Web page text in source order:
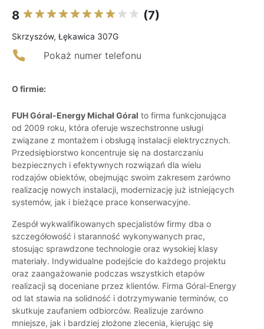
8 (7)
Skrzyszów, Łękawica 307G
Pokaż numer telefonu
O firmie:
FUH Góral-Energy Michał Góral to firma funkcjonująca
od 2009 roku, która oferuje wszechstronne usługi
związane z montażem i obsługą instalacji elektrycznych.
Przedsiębiorstwo koncentruje się na dostarczaniu
bezpiecznych i efektywnych rozwiązań dla wielu
rodzajów obiektów, obejmując swoim zakresem zarówno
realizację nowych instalacji, modernizację już istniejących
systemów, jak i bieżące prace konserwacyjne.
Zespół wykwalifikowanych specjalistów firmy dba o
szczegółowość i staranność wykonywanych prac,
stosując sprawdzone technologie oraz wysokiej klasy
materiały. Indywidualne podejście do każdego projektu
oraz zaangażowanie podczas wszystkich etapów
realizacji są doceniane przez klientów. Firma Góral-Energy
od lat stawia na solidność i dotrzymywanie terminów, co
skutkuje zaufaniem odbiorców. Realizuje zarówno
mniejsze, jak i bardziej złożone zlecenia, kierując się